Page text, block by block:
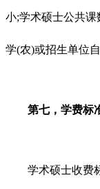
小;学术硕士公共
学(农)或招生单位
第七，学费标
学术硕士收费标